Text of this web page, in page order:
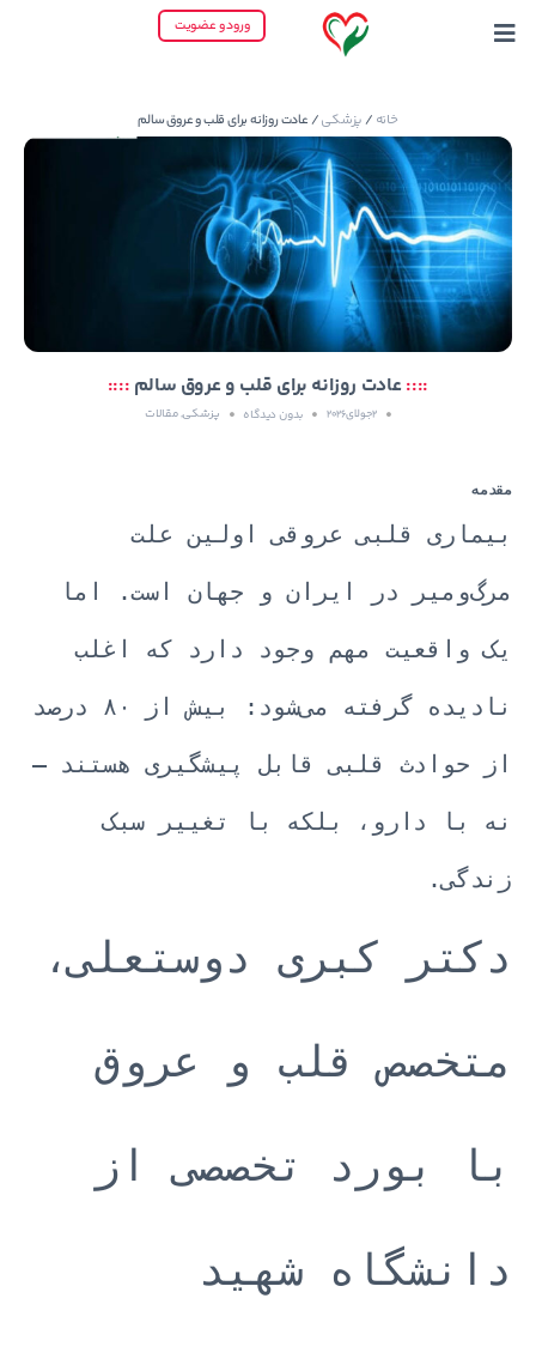
ورود و عضویت
خانه /پزشکی/ عادت روزانه برای قلب و عروق سالم
::::عادت روزانه برای قلب و عروق سالم ::::
2 جولای 2026 بدون دیدگاه پزشکی,مقالات
مقدمه
بیماری قلبی عروقی اولین علت
مرگ‌ومیر در ایران و جهان است. اما
یک واقعیت مهم وجود دارد که اغلب
نادیده گرفته می‌شود: بیش از ۸۰ درصد
از حوادث قلبی قابل پیشگیری هستند —
نه با دارو، بلکه با تغییر سبک
زندگی.
دکتر کبری دوستعلی،
متخصص قلب و عروق
با بورد تخصصی از
دانشگاه شهید